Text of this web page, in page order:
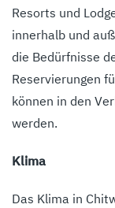
Resorts und
innerhalb und
die Bedürfnisse
Reservierungen
können in den
werden.
Klima
Das Klima in